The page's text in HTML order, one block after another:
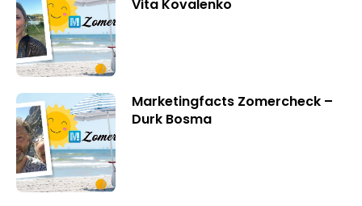
Vita Kovalenko
Marketingfacts Zomercheck –
Durk Bosma